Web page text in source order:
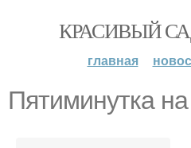
КРАСИВЫЙ
главная
Пятиминутка